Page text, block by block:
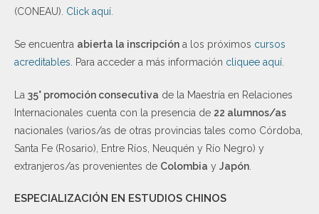
(CONEAU). Click aquí
Se encuentra abierta la inscripción a los próximos cursos
acreditables . Para acceder a más información cliquee aquí
La 35° promoción consecutiva de la Maestría en Relaciones
Internacionales cuenta con la presencia de 22 alumnos/as
nacionales (varios/as de otras provincias tales como Córdoba,
Santa Fe (Rosario), Entre Ríos, Neuquén y Río Negro) y
extranjeros/as provenientes de Colombia y Japón
ESPECIALIZACIÓN EN ESTUDIOS CHINOS